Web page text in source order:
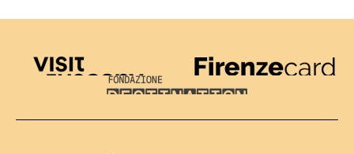
Visit Tuscany
Firenze Card
Destination Florence